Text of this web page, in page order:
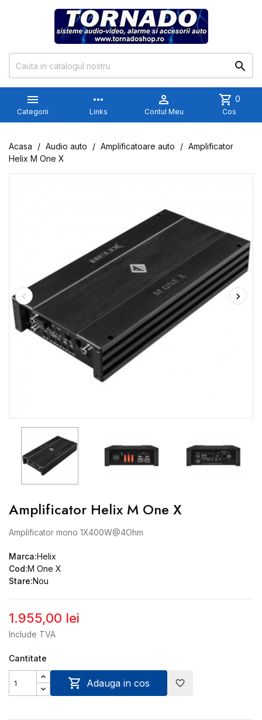


Categorii
more_horiz
Links

Contul Meu
shopping_cart 0
Cos
Acasa Audio auto Amplificatoare auto
Amplificator
Helix M One X
Amplificator Helix M One X
Amplificator mono 1X400W@4Ohm
Marca:Helix
Cod:M One X
Stare:Nou
1.955,00 lei
Include TVA
Cantitate
 Adauga in cos favorite_border